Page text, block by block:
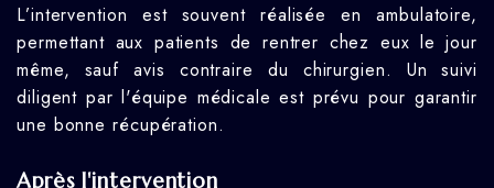
L’intervention est souvent réalisée en ambulatoire,
permettant aux patients de rentrer chez eux le jour
même, sauf avis contraire du chirurgien. Un suivi
diligent par l'équipe médicale est prévu pour garantir
une bonne récupération.
Après l'intervention